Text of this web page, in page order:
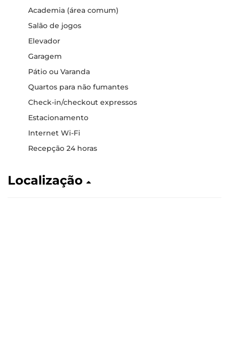
Academia (área comum)
Salão de jogos
Elevador
Garagem
Pátio ou Varanda
Quartos para não fumantes
Check-in/checkout expressos
Estacionamento
Internet Wi-Fi
Recepção 24 horas
Localização